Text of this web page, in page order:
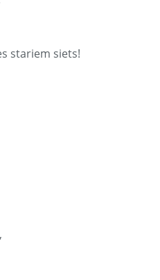
stariem siets!